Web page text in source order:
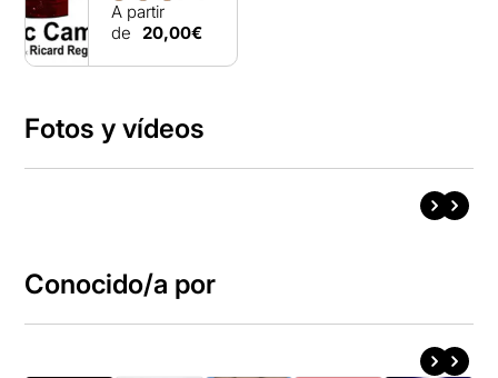
A partir
de 20,00€
Fotos y vídeos
Conocido/a por